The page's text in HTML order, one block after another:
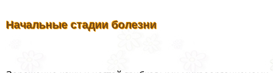
Начальные стадии болезни